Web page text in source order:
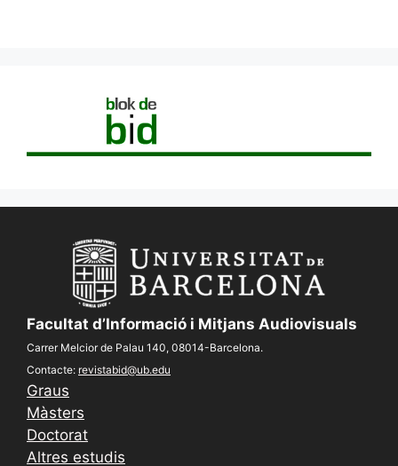
Facultat d’Informació i Mitjans Audiovisuals
Carrer Melcior de Palau 140, 08014-Barcelona.
Contacte: revistabid@ub.edu
Graus
Màsters
Doctorat
Altres estudis